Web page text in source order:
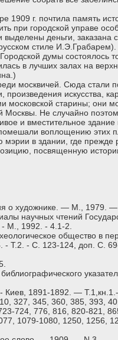
1909 г. почтила память
при городской управе
деньги, заказана
стиле И.Э.Грабарем).
думы состоялось
в лучших залах на
москвичей. Сюда стали
искусства,
московской старины; они
Москвы. Не случайно
и вместительное здание
воплощению этих
в здании, где прежде
посвященную
о художнике. — М., 1979. —
научных чтений
- М., 1992. - 4.1-2.
общество в
- Т.2. - С. 123-124, доп. С. 69-
Киев, 1891-1892. —
327, 345, 360, 385, 393,
724, 776, 816, 820-821,
1079-1080, 1250, 1256,